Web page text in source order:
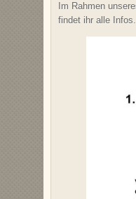
Im Rahmen
findet ihr alle Infos.